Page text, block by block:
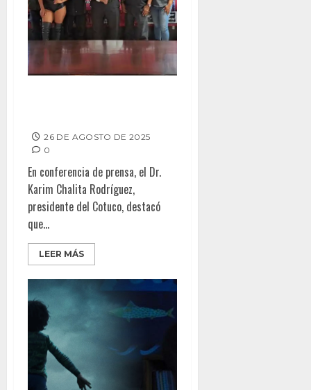
26 DE AGOSTO DE 2025
0
En conferencia de prensa, el Dr.
Karim Chalita Rodríguez,
presidente del Cotuco, destacó
que...
LEER MÁS